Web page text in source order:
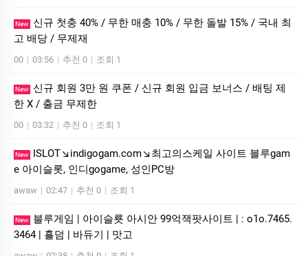
New
신규 첫충 40% / 무한 매충 10% / 무한 돌발 15% / 국내 최
고 배당 / 무제재
00 | 03:56 | 추천 0 | 조회 1
New
신규 회원 3만 원 쿠폰 / 신규 회원 입금 보너스 / 배팅 제
한 X / 출금 무제한
00 | 03:32 | 추천 0 | 조회 1
New
ISLOT↘indigogam.com↘최고의스케일 사이트 블루gam
e 아이슬­롯, 인디gogame, 성인PC방
awaw | 02:47 | 추천 0 | 조회 1
New
블루게­임 | 아이슬룟 아시안 99억잭­팟사이트 | : o1o.7465.
3464 | 횰덤 | 바듀기 | 맛고